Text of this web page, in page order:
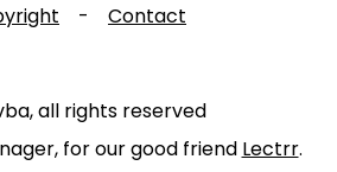
- Contact
all rights reserved
for our good friend Lectrr.